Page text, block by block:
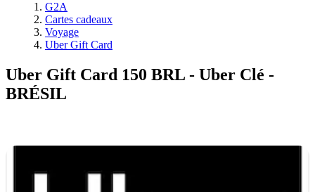
G2A
Cartes cadeaux
Voyage
Uber Gift Card
Uber Gift Card 150 BRL - Uber Clé -
BRÉSIL